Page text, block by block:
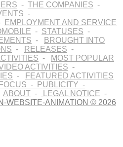
- THE COMPANIES -
-
EMPLOYMENT AND SERVICE
- STATUSES -
-
BROUGHT INTO
- RELEASES -
-
MOST POPULAR
ACTIVITIES -
-
FEATURED ACTIVITIES
FOCUS - PUBLICITY -
ABOUT - LEGAL NOTICE -
WEBSITE-ANIMATION © 2026